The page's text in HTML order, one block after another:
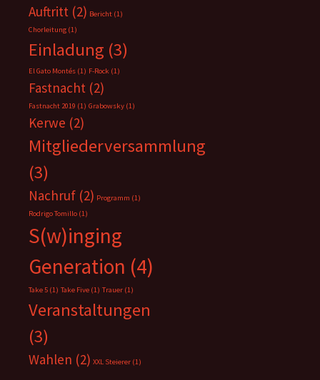
Auftritt (2) Bericht (1)
Chorleitung (1)
Einladung (3)
El Gato Montés (1) F-Rock (1)
Fastnacht (2)
Fastnacht 2019 (1) Grabowsky (1)
Kerwe (2)
Mitgliederversammlung
(3)
Nachruf (2) Programm (1)
Rodrigo Tomillo (1)
S(w)inging
Generation (4)
Take 5 (1) Take Five (1) Trauer (1)
Veranstaltungen
(3)
Wahlen (2) XXL Steierer (1)